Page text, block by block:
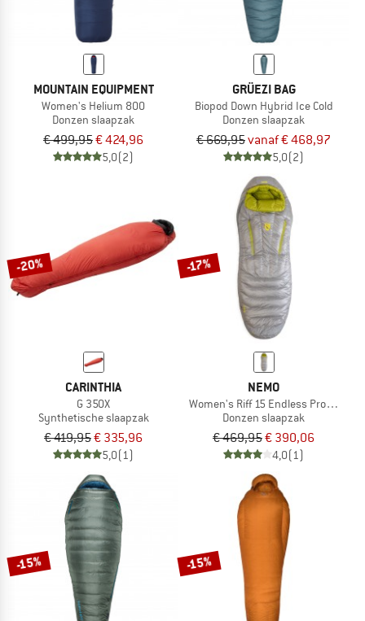
MOUNTAIN EQUIPMENT
Women's Helium 800
Donzen slaapzak
€ 499,95€ 424,96
5,0(2)
GRÜEZI BAG
Biopod Down Hybrid Ice Cold
Donzen slaapzak
€ 669,95vanaf € 468,97
5,0(2)
-20%
CARINTHIA
G 350X
Synthetische slaapzak
€ 419,95€ 335,96
5,0(1)
-17%
NEMO
Women's Riff 15 Endless Promise
Donzen slaapzak
€ 469,95€ 390,06
4,0(1)
-15% -15%